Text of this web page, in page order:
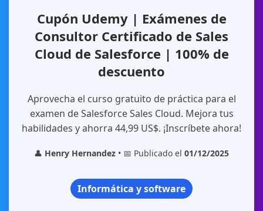
Cupón Udemy | Exámenes de
Consultor Certificado de Sales
Cloud de Salesforce | 100% de
descuento
Aprovecha el curso gratuito de práctica para el
examen de Salesforce Sales Cloud. Mejora tus
habilidades y ahorra 44,99 US$. ¡Inscríbete ahora!
👤 Henry Hernandez • 📅 Publicado el 01/12/2025
Informática y software